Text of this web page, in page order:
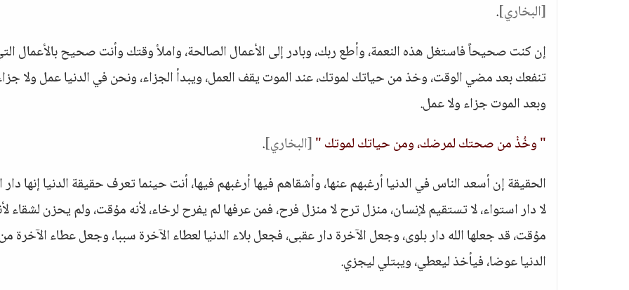
[البخاري].
إن كنت صحيحاً فاستغل هذه النعمة، وأطع ربك، وبادر إلى الأعمال الصالحة، واملأ وقتك وأنت صحيح بالأعمال
تنفعك بعد مضي الوقت، وخذ من حياتك لموتك، عند الموت يقف العمل، ويبدأ الجزاء، ونحن في الدنيا عمل ولا
وبعد الموت جزاء ولا عمل.
" وخُذْ من صحتك لمرضك، ومن حياتك لموتك "[البخاري].
الحقيقة إن أسعد الناس في الدنيا أرغبهم عنها، وأشقاهم فيها أرغبهم فيها، أنت حينما تعرف حقيقة الدنيا إنها دار
لا دار استواء، لا تستقيم لإنسان، منزل ترح لا منزل فرح، فمن عرفها لم يفرح لرخاء، لأنه مؤقت، ولم يحزن لشقاء
مؤقت، قد جعلها الله دار بلوى، وجعل الآخرة دار عقبى، فجعل بلاء الدنيا لعطاء الآخرة سببا، وجعل عطاء الآخرة
الدنيا عوضا، فيأخذ ليعطي، ويبتلي ليجزي.